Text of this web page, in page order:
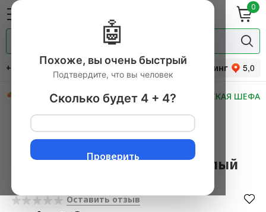
0
гастрономия
прянности
+7 (495) 744-34-31
Рейтинг
СКИДКИ НОВИНКИ МАСТЕРСКАЯ ШЕФА
Главная
▼
ДОМАШНИЕ МАРИНАДЫ▼ → МАРИНАДЫ
Чеснок соленый крупный белый 500 гр
Чеснок соленый крупный белый
Оставить отзыв
🤖
Похоже, вы очень быстрый
Подтвердите, что вы человек
Сколько будет 4 + 4?
Проверить